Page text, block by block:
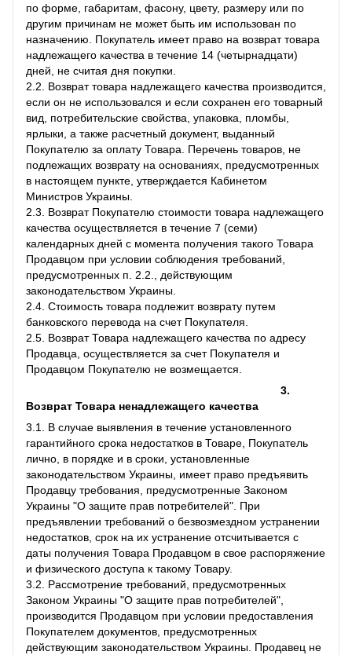
по форме, габаритам, фасону, цвету, размеру или по
другим причинам не может быть им использован по
назначению. Покупатель имеет право на возврат товара
надлежащего качества в течение 14 (четырнадцати)
дней, не считая дня покупки.
2.2. Возврат товара надлежащего качества производится,
если он не использовался и если сохранен его товарный
вид, потребительские свойства, упаковка, пломбы,
ярлыки, а также расчетный документ, выданный
Покупателю за оплату Товара. Перечень товаров, не
подлежащих возврату на основаниях, предусмотренных
в настоящем пункте, утверждается Кабинетом
Министров Украины.
2.3. Возврат Покупателю стоимости товара надлежащего
качества осуществляется в течение 7 (семи)
календарных дней с момента получения такого Товара
Продавцом при условии соблюдения требований,
предусмотренных п. 2.2., действующим
законодательством Украины.
2.4. Стоимость товара подлежит возврату путем
банковского перевода на счет Покупателя.
2.5. Возврат Товара надлежащего качества по адресу
Продавца, осуществляется за счет Покупателя и
Продавцом Покупателю не возмещается.
3.
Возврат Товара ненадлежащего качества
3.1. В случае выявления в течение установленного
гарантийного срока недостатков в Товаре, Покупатель
лично, в порядке и в сроки, установленные
законодательством Украины, имеет право предъявить
Продавцу требования, предусмотренные Законом
Украины "О защите прав потребителей". При
предъявлении требований о безвозмездном устранении
недостатков, срок на их устранение отсчитывается с
даты получения Товара Продавцом в свое распоряжение
и физического доступа к такому Товару.
3.2. Рассмотрение требований, предусмотренных
Законом Украины "О защите прав потребителей",
производится Продавцом при условии предоставления
Покупателем документов, предусмотренных
действующим законодательством Украины. Продавец не